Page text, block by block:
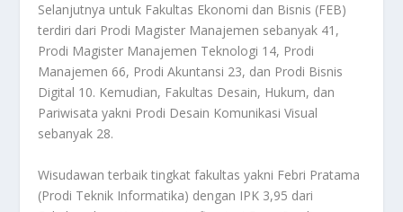
Selanjutnya untuk Fakultas Ekonomi dan Bisnis (FEB)
terdiri dari Prodi Magister Manajemen sebanyak 41,
Prodi Magister Manajemen Teknologi 14, Prodi
Manajemen 66, Prodi Akuntansi 23, dan Prodi Bisnis
Digital 10. Kemudian, Fakultas Desain, Hukum, dan
Pariwisata yakni Prodi Desain Komunikasi Visual
sebanyak 28.
Wisudawan terbaik tingkat fakultas yakni Febri Pratama
(Prodi Teknik Informatika) dengan IPK 3,95 dari